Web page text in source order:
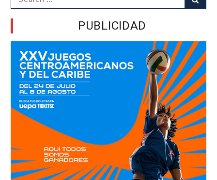
for:
PUBLICIDAD